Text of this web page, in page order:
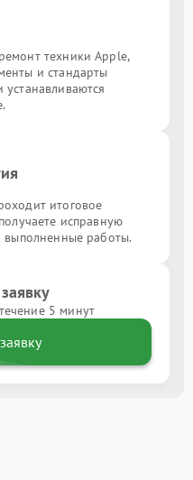
техники Apple,
и стандарты
итоговое
исправную
выполненные работы.
5 минут